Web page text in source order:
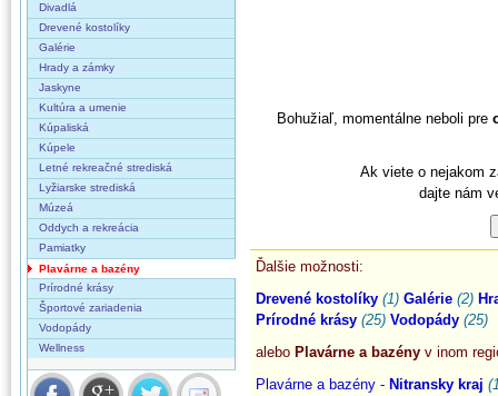
Divadlá
Drevené kostolíky
Galérie
Hrady a zámky
Jaskyne
Kultúra a umenie
Kúpaliská
Kúpele
Letné rekreačné strediská
Lyžiarske strediská
Múzeá
Oddych a rekreácia
Pamiatky
Plavárne a bazény
Prírodné krásy
Športové zariadenia
Vodopády
Wellness
Bohužiaľ, momentálne neboli pre
Ak viete o nejakom
dajte nám
Ďalšie možnosti:
Drevené kostolíky (1) Galérie (2)
Prírodné krásy (25) Vodopády (25)
alebo Plavárne a bazény v inom
Plavárne a bazény - Nitransky kraj